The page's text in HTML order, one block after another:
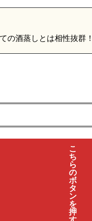
の酒蒸しとは相性抜群
こ
ち
ら
の
ボ
タ
ン
を
押